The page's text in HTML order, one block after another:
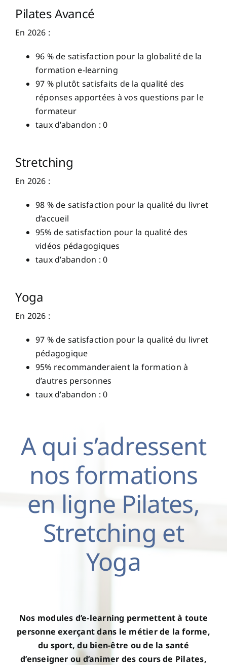
Pilates Avancé
En 2026 :
96 % de satisfaction pour la globalité de la
formation e-learning
97 % plutôt satisfaits de la qualité des
réponses apportées à vos questions par le
formateur
taux d’abandon : 0
Stretching
En 2026 :
98 % de satisfaction pour la qualité du livret
d’accueil
95% de satisfaction pour la qualité des
vidéos pédagogiques
taux d’abandon : 0
Yoga
En 2026 :
97 % de satisfaction pour la qualité du livret
pédagogique
95% recommanderaient la formation à
d’autres personnes
taux d’abandon : 0
A qui s’adressent
nos formations
en ligne Pilates,
Stretching et
Yoga
Nos modules d’e-learning permettent à toute
personne exerçant dans le métier de la forme,
du sport, du bien-être ou de la santé
d’enseigner ou d’animer des cours de Pilates,